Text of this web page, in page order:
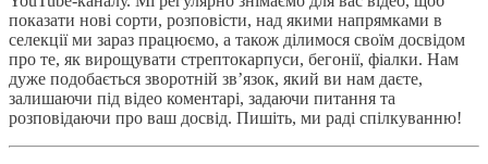
показати нові сорти, розповісти, над якими напрямками в
селекції ми зараз працюємо, а також ділимося своїм досвідом
про те, як вирощувати стрептокарпуси, бегонії, фіалки. Нам
дуже подобається зворотній зв’язок, який ви нам даєте,
залишаючи під відео коментарі, задаючи питання та
розповідаючи про ваш досвід. Пишіть, ми раді спілкуванню!